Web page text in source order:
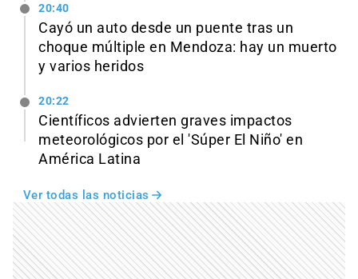
20:40
Cayó un auto desde un puente tras un
choque múltiple en Mendoza: hay un muerto
y varios heridos
20:22
Científicos advierten graves impactos
meteorológicos por el 'Súper El Niño' en
América Latina
Ver todas las noticias